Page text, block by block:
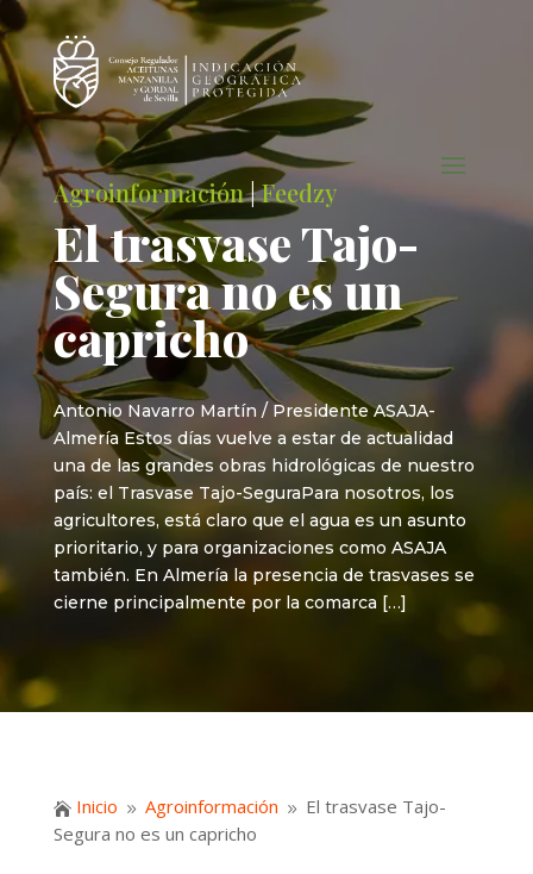
Agroinformación|Feedzy
El trasvase Tajo-
Segura no es un
capricho
Antonio Navarro Martín / Presidente ASAJA-
Almería Estos días vuelve a estar de actualidad
una de las grandes obras hidrológicas de nuestro
país: el Trasvase Tajo-SeguraPara nosotros, los
agricultores, está claro que el agua es un asunto
prioritario, y para organizaciones como ASAJA
también. En Almería la presencia de trasvases se
cierne principalmente por la comarca […]
 Inicio 9 Agroinformación 9 El trasvase Tajo-
Segura no es un capricho